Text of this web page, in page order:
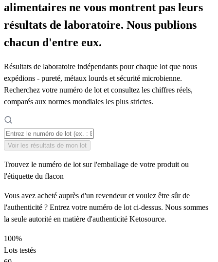
alimentaires ne vous montrent pas leurs
résultats de laboratoire. Nous publions
chacun d'entre eux.
Résultats de laboratoire indépendants pour chaque lot que nous
expédions - pureté, métaux lourds et sécurité microbienne.
Recherchez votre numéro de lot et consultez les chiffres réels,
comparés aux normes mondiales les plus strictes.
Voir les résultats de mon lot
Trouvez le numéro de lot sur l'emballage de votre produit ou
l'étiquette du flacon
Vous avez acheté auprès d'un revendeur et voulez être sûr de
l'authenticité ? Entrez votre numéro de lot ci-dessus. Nous sommes
la seule autorité en matière d'authenticité Ketosource.
100%
Lots testés